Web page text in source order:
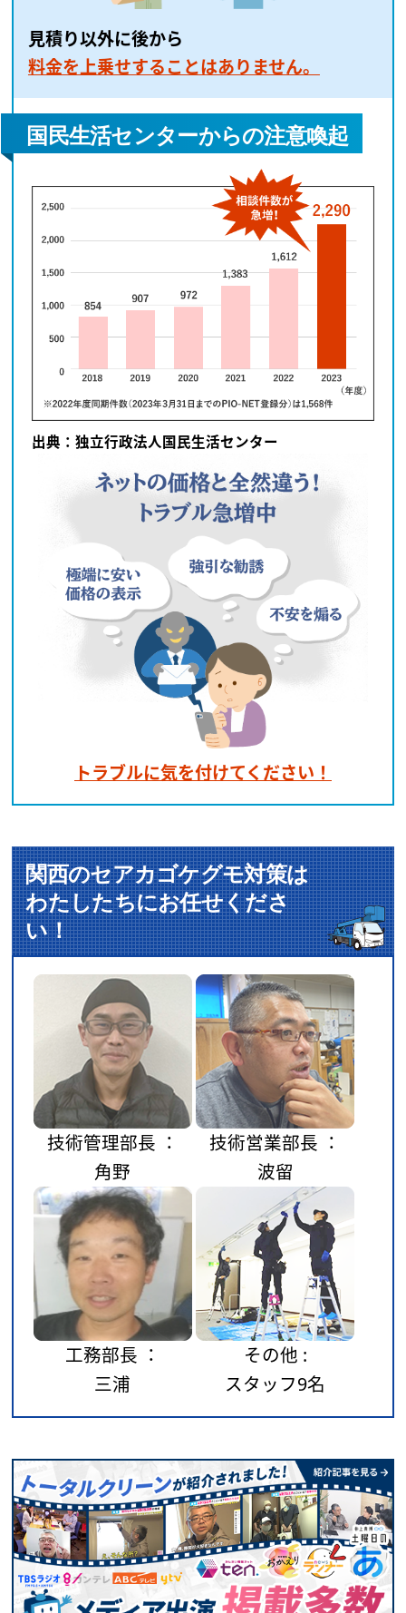
見積り以外に後から
料金を上乗せすることはありません。
国民生活センターからの注意喚起
出典：独立行政法人国民生活センター
トラブルに気を付けてください！
関西のセアカゴケグモ対策は
わたしたちにお任せくださ
い！
技術管理部長 ：
角野
技術営業部長 ：
波留
工務部長 ：
三浦
その他 :
スタッフ9名